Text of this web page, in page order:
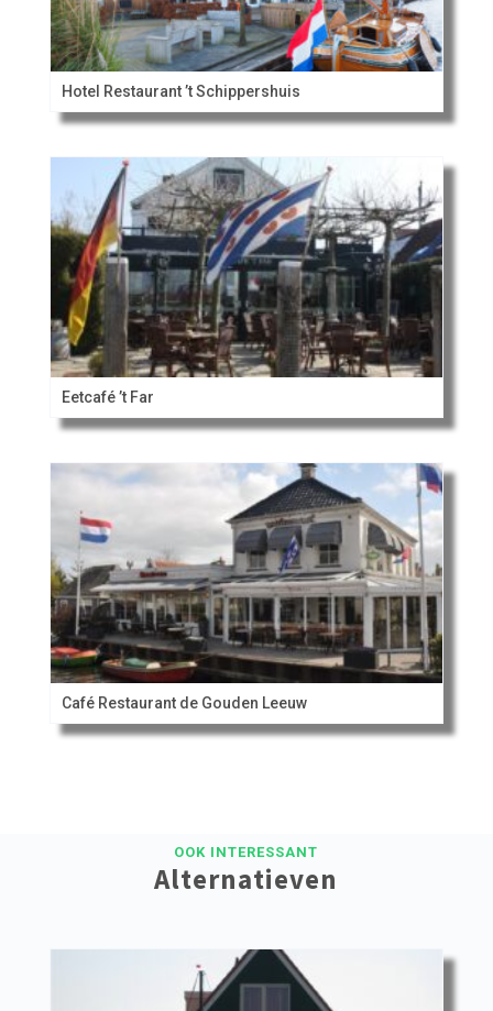
Hotel Restaurant ’t Schippershuis
Eetcafé ’t Far
Café Restaurant de Gouden Leeuw
OOK INTERESSANT
Alternatieven